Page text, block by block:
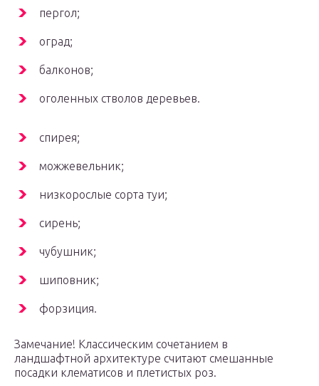
пергол;
оград;
балконов;
оголенных стволов деревьев.
спирея;
можжевельник;
низкорослые сорта туи;
сирень;
чубушник;
шиповник;
форзиция.
Замечание! Классическим сочетанием в
ландшафтной архитектуре считают смешанные
посадки клематисов и плетистых роз.